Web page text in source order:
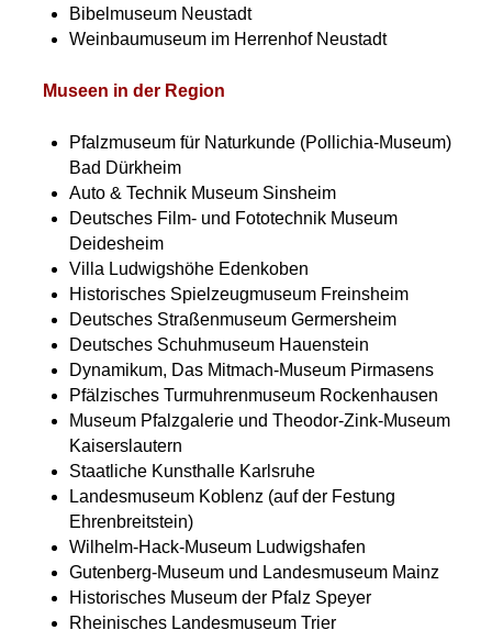
Bibelmuseum Neustadt
Weinbaumuseum im Herrenhof Neustadt
Museen in der Region
Pfalzmuseum für Naturkunde (Pollichia-Museum)
Bad Dürkheim
Auto & Technik Museum Sinsheim
Deutsches Film- und Fototechnik Museum
Deidesheim
Villa Ludwigshöhe Edenkoben
Historisches Spielzeugmuseum Freinsheim
Deutsches Straßenmuseum Germersheim
Deutsches Schuhmuseum Hauenstein
Dynamikum, Das Mitmach-Museum Pirmasens
Pfälzisches Turmuhrenmuseum Rockenhausen
Museum Pfalzgalerie und Theodor-Zink-Museum
Kaiserslautern
Staatliche Kunsthalle Karlsruhe
Landesmuseum Koblenz (auf der Festung
Ehrenbreitstein)
Wilhelm-Hack-Museum Ludwigshafen
Gutenberg-Museum und Landesmuseum Mainz
Historisches Museum der Pfalz Speyer
Rheinisches Landesmuseum Trier